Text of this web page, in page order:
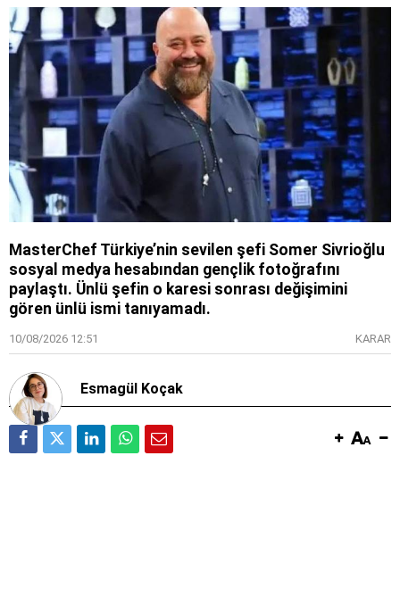
MasterChef Türkiye’nin sevilen şefi Somer Sivrioğlu
sosyal medya hesabından gençlik fotoğrafını
paylaştı. Ünlü şefin o karesi sonrası değişimini
gören ünlü ismi tanıyamadı.
10/08/2026 12:51 KARAR
Esmagül Koçak